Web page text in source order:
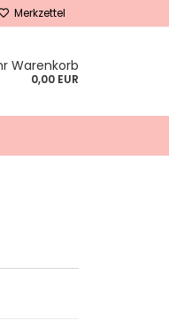
Merkzettel
Warenkorb
0,00 EUR